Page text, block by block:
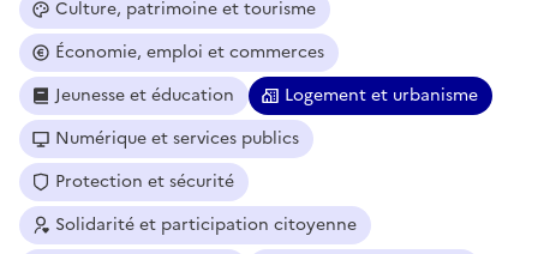
Culture, patrimoine et tourisme
Économie, emploi et commerces
Jeunesse et éducation
Logement et urbanisme
Numérique et services publics
Protection et sécurité
Solidarité et participation citoyenne